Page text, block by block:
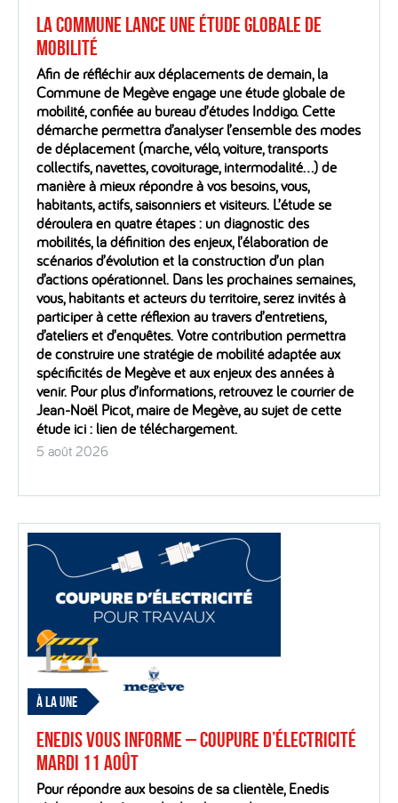
La Commune lance une étude globale de
mobilité
Afin de réfléchir aux déplacements de demain, la
Commune de Megève engage une étude globale de
mobilité, confiée au bureau d’études Inddigo. Cette
démarche permettra d’analyser l’ensemble des modes
de déplacement (marche, vélo, voiture, transports
collectifs, navettes, covoiturage, intermodalité…) de
manière à mieux répondre à vos besoins, vous,
habitants, actifs, saisonniers et visiteurs. L’étude se
déroulera en quatre étapes : un diagnostic des
mobilités, la définition des enjeux, l’élaboration de
scénarios d’évolution et la construction d’un plan
d’actions opérationnel. Dans les prochaines semaines,
vous, habitants et acteurs du territoire, serez invités à
participer à cette réflexion au travers d’entretiens,
d’ateliers et d’enquêtes. Votre contribution permettra
de construire une stratégie de mobilité adaptée aux
spécificités de Megève et aux enjeux des années à
venir. Pour plus d’informations, retrouvez le courrier de
Jean-Noël Picot, maire de Megève, au sujet de cette
étude ici : lien de téléchargement.
5 août 2026
À LA UNE
Enedis vous informe – Coupure d’électricité
mardi 11 août
Pour répondre aux besoins de sa clientèle, Enedis